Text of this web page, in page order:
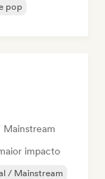
pop
impacto
/ Mainstream